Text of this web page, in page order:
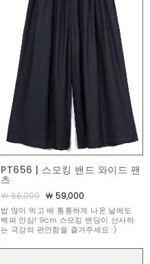
PT656 | 스모킹 밴드 와이드 팬
츠
￦ 66,000 ￦ 59,000
밥 많이 먹고 배 통통하게 나온 날에도
백퍼 안심! 9cm 스모킹 밴딩이 선사하
는 극강의 편안함을 즐겨주세요 :)